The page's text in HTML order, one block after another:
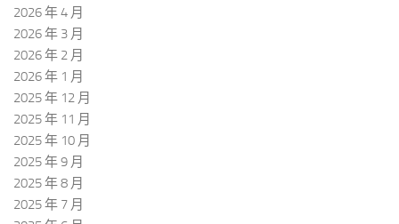
2026 年 4 月
2026 年 3 月
2026 年 2 月
2026 年 1 月
2025 年 12 月
2025 年 11 月
2025 年 10 月
2025 年 9 月
2025 年 8 月
2025 年 7 月